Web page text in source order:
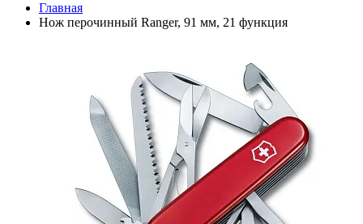
Главная
Нож перочинный Ranger, 91 мм, 21 функция